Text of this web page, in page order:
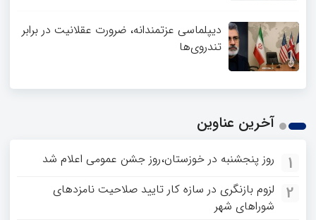
دیپلماسی عزتمندانه، ضرورت عقلانیت در برابر
تندروی‌ها
آخرین عناوین
1 روز پنجشنبه در خوزستان،روز جشن عمومی اعلام شد
2
لزوم بازنگری در سازه کار تایید صلاحیت نامزدهای
شوراهای شهر